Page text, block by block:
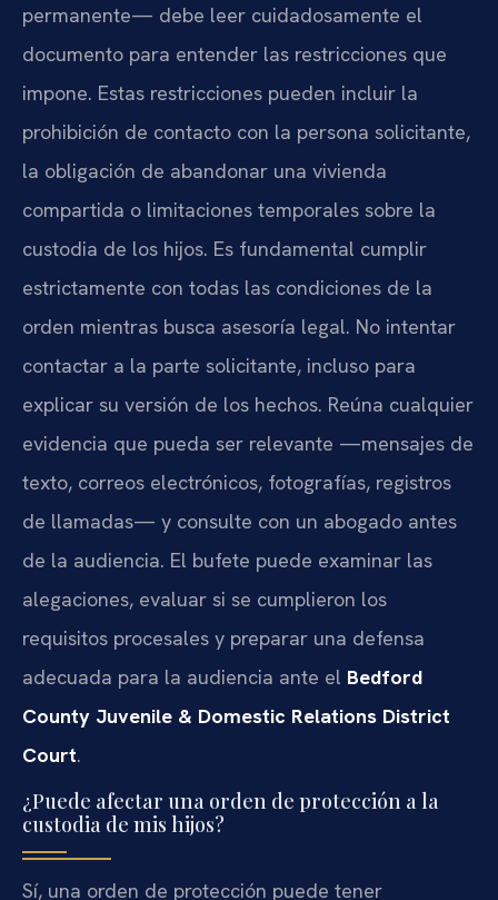
permanente— debe leer cuidadosamente el
documento para entender las restricciones que
impone. Estas restricciones pueden incluir la
prohibición de contacto con la persona solicitante,
la obligación de abandonar una vivienda
compartida o limitaciones temporales sobre la
custodia de los hijos. Es fundamental cumplir
estrictamente con todas las condiciones de la
orden mientras busca asesoría legal. No intentar
contactar a la parte solicitante, incluso para
explicar su versión de los hechos. Reúna cualquier
evidencia que pueda ser relevante —mensajes de
texto, correos electrónicos, fotografías, registros
de llamadas— y consulte con un abogado antes
de la audiencia. El bufete puede examinar las
alegaciones, evaluar si se cumplieron los
requisitos procesales y preparar una defensa
adecuada para la audiencia ante el Bedford
County Juvenile & Domestic Relations District
Court.
¿Puede afectar una orden de protección a la
custodia de mis hijos?
Sí, una orden de protección puede tener